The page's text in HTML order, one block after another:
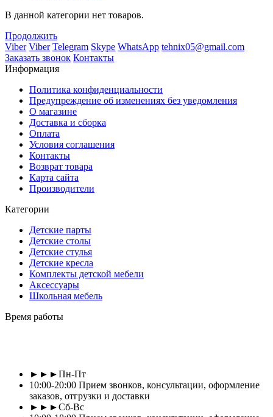
В данной категории нет товаров.
Продолжить
Viber Viber Telegram Skype WhatsApp tehnix05@gmail.com
Заказать звонок Контакты
Информация
Политика конфиденциальности
Предупреждение об изменениях без уведомления
О магазине
Доставка и сборка
Оплата
Условия соглашения
Контакты
Возврат товара
Карта сайта
Производители
Категории
Детские парты
Детские столы
Детские стулья
Детские кресла
Комплекты детской мебели
Аксессуары
Школьная мебель
Время работы
►►►Пн-Пт
10:00-20:00 Прием звонков, консультации, оформление
заказов, отгрузки и доставки
►►►Сб-Вс